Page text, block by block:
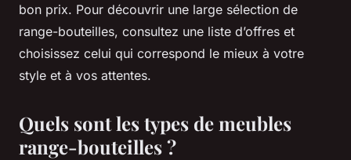
bon prix. Pour découvrir une large sélection de
range-bouteilles, consultez une liste d’offres et
choisissez celui qui correspond le mieux à votre
style et à vos attentes.
Quels sont les types de meubles
range-bouteilles ?